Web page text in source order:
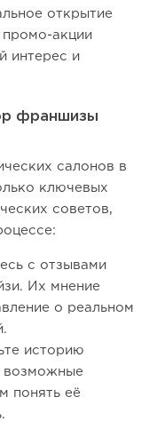
открытие
промо-акции
интерес и
франшизы
салонов в
ключевых
советов,
с отзывами
Их мнение
о реальном
историю
возможные
понять её